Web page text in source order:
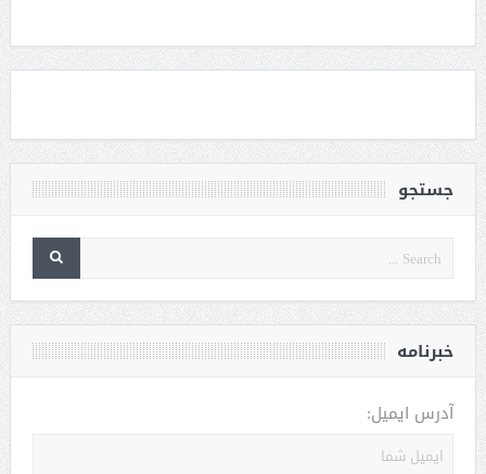
جستجو
خبرنامه
آدرس ایمیل: